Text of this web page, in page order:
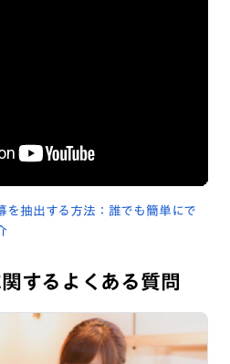
を抽出する方法：誰でも簡単にで
するよくある質問